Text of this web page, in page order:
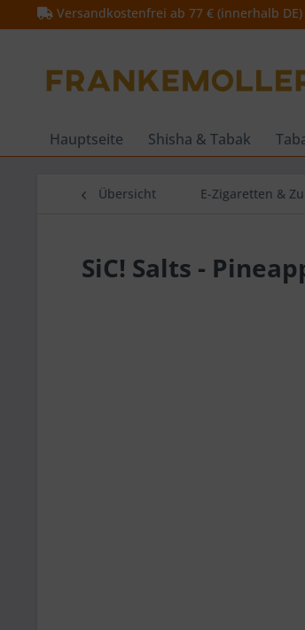
Versandkostenfrei ab 77 € (innerhalb DE)
Hauptseite Shisha & Tabak
Übersicht E-Zigaretten &
SiC! Salts -